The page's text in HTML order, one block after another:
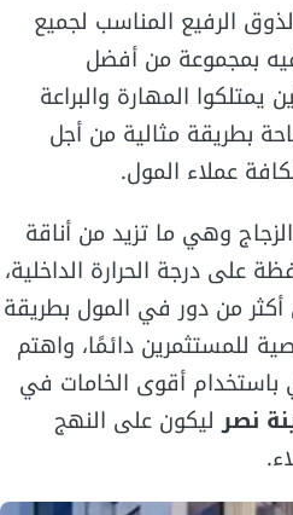
الرفيع المناسب لجميع
بمجموعة من أفضل
يمتلكوا المهارة والبراعة
بطريقة مثالية من أجل
عملاء المول.
وهي ما تزيد من أناقة
على درجة الحرارة الداخلية،
من دور في المول بطريقة
للمستثمرين دائمًا، واهتم
باستخدام أقوى الخامات في
نصرليكون على النهج